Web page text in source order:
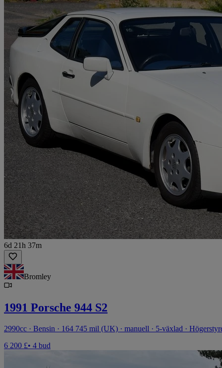
6d 21h 37m
Bromley
1991 Porsche 944 S2
2990cc · Bensin · 164 745 mil (UK) · manuell · 5-växlad ·
6 200 £• 4 bud